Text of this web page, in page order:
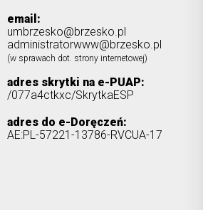
email:
umbrzesko@brzesko.pl
administratorwww@brzesko.pl
(w sprawach dot. strony internetowej)
adres skrytki na e-PUAP:
/077a4ctkxc/SkrytkaESP
adres do e-Doręczeń:
AE:PL-57221-13786-RVCUA-17